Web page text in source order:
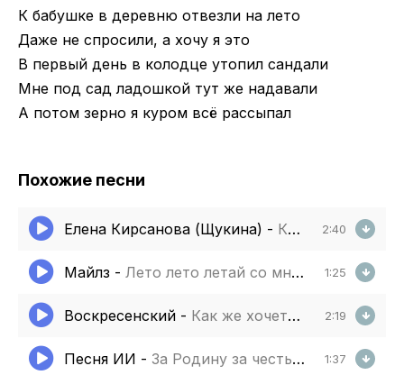
К бабушке в деревню отвезли на лето
Даже не спросили, а хочу я это
В первый день в колодце утопил сандали
Мне под сад ладошкой тут же надавали
А потом зерно я куром всё рассыпал
Похожие песни
Елена Кирсанова (Щукина) - К Бабушке в деревно отвезли на лето 2:40
Майлз - Лето лето летай со мной 1:25
Воскресенский - Как же хочется в деревню 2:19
Песня ИИ - За Родину за честь (Полная версия) 1:37